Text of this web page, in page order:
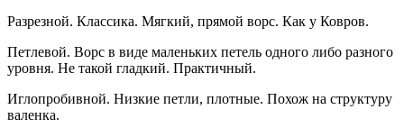
Разрезной. Классика. Мягкий, прямой ворс. Как у Ковров.
Петлевой. Ворс в виде маленьких петель одного либо разного
уровня. Не такой гладкий. Практичный.
Иглопробивной. Низкие петли, плотные. Похож на структуру
валенка.